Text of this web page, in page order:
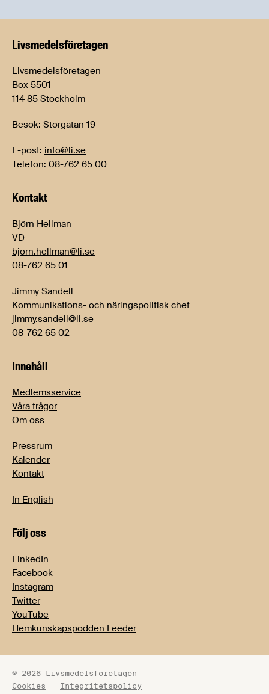
Livsmedels­företagen
Livsmedelsföretagen
Box 5501
114 85 Stockholm
Besök: Storgatan 19
E-post: info@li.se
Telefon: 08-762 65 00
Kontakt
Björn Hellman
VD
bjorn.hellman@li.se
08-762 65 01
Jimmy Sandell
Kommunikations- och näringspolitisk chef
jimmy.sandell@li.se
08-762 65 02
Innehåll
Medlemsservice
Våra frågor
Om oss
Pressrum
Kalender
Kontakt
In English
Följ oss
LinkedIn
Facebook
Instagram
Twitter
YouTube
Hemkunskapspodden Feeder
© 2026 Livsmedelsföretagen
Cookies
Integritetspolicy